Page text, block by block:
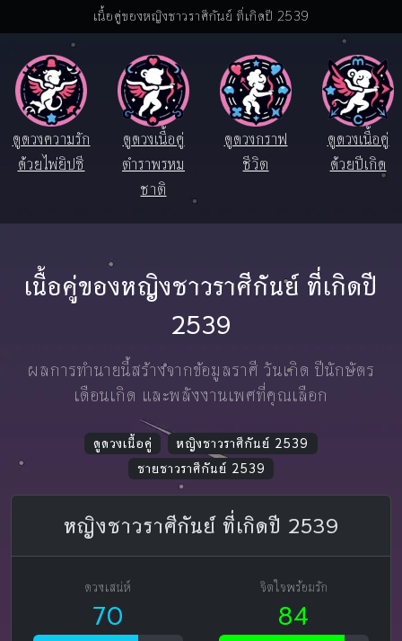
เนื้อคู่ของหญิงชาวราศีกันย์ ที่เกิดปี 2539
ดูดวงความรัก
ด้วยไพ่ยิปซี
ดูดวงเนื้อคู่
ตำราพรหม
ชาติ
ดูดวงกราฟ
ชีวิต
ดูดวงเนื้อคู่
ด้วยปีเกิด
เนื้อคู่ของหญิงชาวราศีกันย์ ที่เกิดปี
2539
ผลการทำนายนี้สร้างจากข้อมูลราศี วันเกิด ปีนักษัตร
เดือนเกิด และพลังงานเพศที่คุณเลือก
ดูดวงเนื้อคู่
หญิงชาวราศีกันย์ 2539
ชายชาวราศีกันย์ 2539
หญิงชาวราศีกันย์ ที่เกิดปี 2539
ดวงเสน่ห์
70
จิตใจพร้อมรัก
84